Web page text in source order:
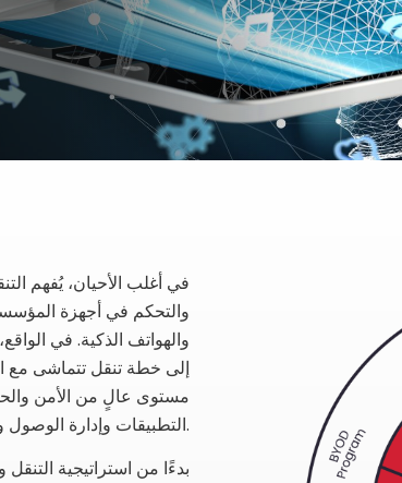
في أغلب الأحيان، يُفهم
والتحكم في أجهزة
والهواتف الذكية. في
إلى خطة تنقل تتماشى مع
مستوى عالٍ من الأمن
التطبيقات وإدارة الوصول ومخاوف الأمن السيبراني/السحابي.
بدءًا من استراتيجية